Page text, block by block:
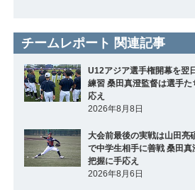
チームレポート 関連記事
U12アジア選手権開幕を翌
練習 桑田真澄監督は選手た
応え
2026年8月8日
大会前最後の実戦は山田亮
で中学生相手に善戦 桑田真
把握に手応え
2026年8月6日